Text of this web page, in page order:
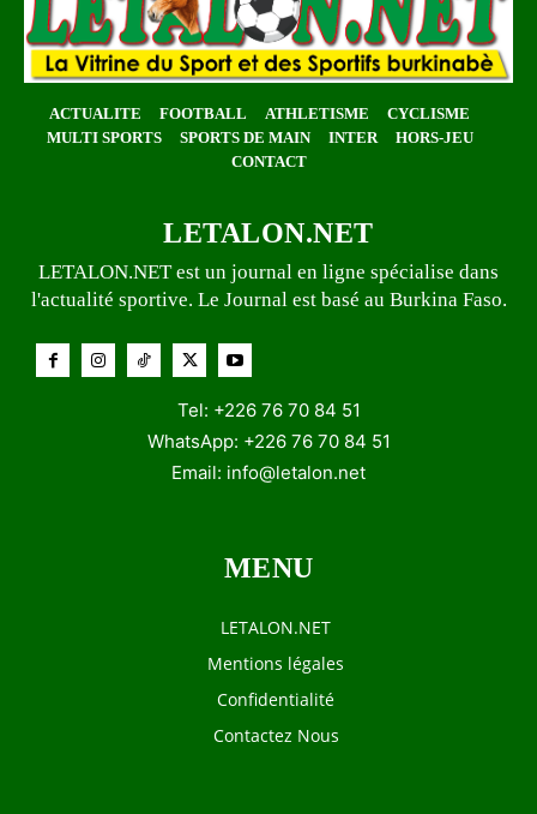
ACTUALITE FOOTBALL ATHLETISME
CYCLISME
MULTI SPORTS
SPORTS DE MAIN INTER
HORS-JEU
CONTACT
LETALON.NET
LETALON.NET est un journal en ligne spécialise dans
l'actualité sportive. Le Journal est basé au Burkina Faso.
Tel: +226 76 70 84 51
WhatsApp: +226 76 70 84 51
Email: info@letalon.net
MENU
LETALON.NET
Mentions légales
Confidentialité
Contactez Nous